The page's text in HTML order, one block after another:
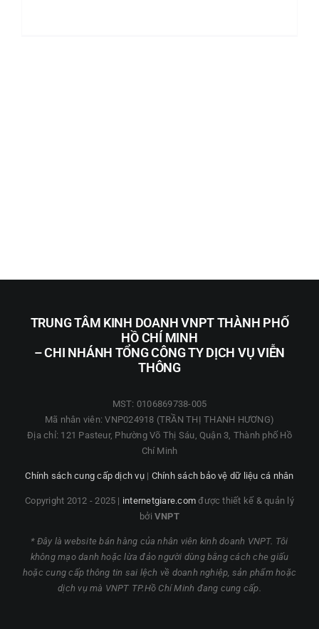
TRUNG TÂM KINH DOANH VNPT THÀNH PHỐ
HỒ CHÍ MINH
– CHI NHÁNH TỔNG CÔNG TY DỊCH VỤ VIỄN
THÔNG
MST: 0106869738-005
Mã nhân viên: VNP024918 (TRẦN THỊ THANH HƯƠNG)
Địa chỉ: 121 Pasteur, Phường Võ Thị Sáu, Quận 3, Thành phố Hồ
Chí Minh
Chính sách cung cấp dịch vụ| Chính sách bảo vệ dữ liệu cá nhân
Copyright 2012 - 2025 | internetgiare.com được thiết kế & quản lý
bởi VNPT
* Đây là website bán hàng của nhân viên kinh doanh VNPT. Tôi
không mạo danh hoặc lừa đảo người dùng bằng cách che giấu
hoặc cung cấp thông tin sai lệch về doanh nghiệp, sản phẩm hoặc
dịch vụ mà VNPT TP.Hồ Chí Minh đang cung cấp.